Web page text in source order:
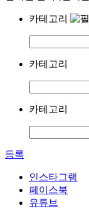
카테고리
카테고리
카테고리
등록
인스타그램
페이스북
유튜브